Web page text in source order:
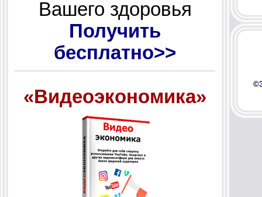
Вашего здоровья
Получить
бесплатно>>
«Видеоэкономика»
©